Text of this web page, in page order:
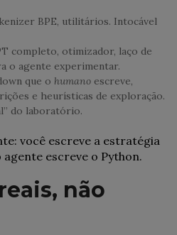
BPE, utilitários. Intocável
completo, otimizador, laço de
o agente experimentar.
que o humano escreve,
e heurísticas de exploração.
do laboratório.
você escreve a estratégia
escreve o Python.
não